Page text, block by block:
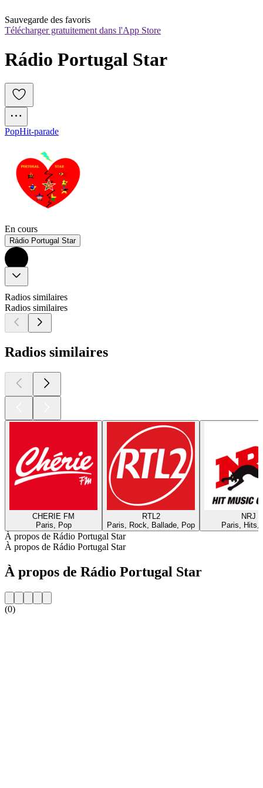
Sauvegarde des favoris
Télécharger gratuitement dans l'App Store
Rádio Portugal Star
PopHit-parade
En cours
Rádio Portugal Star
Radios similaires
Radios similaires
Radios similaires
CHERIE FM
Paris, Pop
RTL2
Paris, Rock, Ballade, Pop
NRJ
Paris, Hits,
À propos de Rádio Portugal Star
À propos de Rádio Portugal Star
À propos de Rádio Portugal Star
(0)